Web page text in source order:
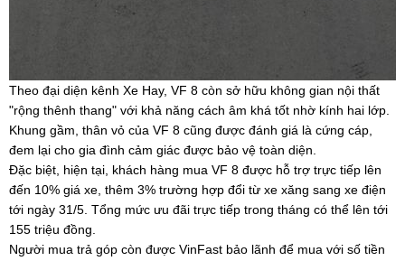
Theo đại diện kênh Xe Hay, VF 8 còn sở hữu không gian nội thất
"rộng thênh thang" với khả năng cách âm khá tốt nhờ kính hai lớp.
Khung gầm, thân vỏ của VF 8 cũng được đánh giá là cứng cáp,
đem lại cho gia đình cảm giác được bảo vệ toàn diện.
Đặc biệt, hiện tại, khách hàng mua VF 8 được hỗ trợ trực tiếp lên
đến 10% giá xe, thêm 3% trường hợp đổi từ xe xăng sang xe điện
tới ngày 31/5. Tổng mức ưu đãi trực tiếp trong tháng có thể lên tới
155 triệu đồng.
Người mua trả góp còn được VinFast bảo lãnh để mua với số tiền